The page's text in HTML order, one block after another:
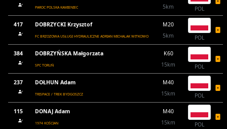
PAROC POLSKA KAMIENIEC
5km
POL
417 DOBRZYCKI Krzysztof
FC BRZOZOWA USŁUGI HYDRAULICZNE ADRIAN MICHALAK WITKOWO
M20
5km
POL
384 DOBRZYŃSKA Małgorzata
SPC TORUŃ
K60
15km
POL
237 DOŁHUN Adam
TRISPACE / TREK BYDGOSZCZ
M40
15km
POL
115 DONAJ Adam
1974 KOŚCIAN
M40
15km
POL